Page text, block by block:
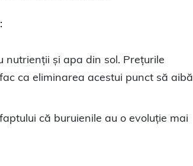
și apa din sol. Prețurile
ca eliminarea acestui punct să aibă
că buruienile au o evoluție mai